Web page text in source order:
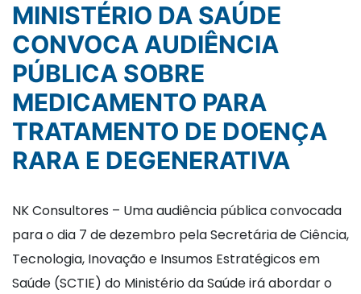
MINISTÉRIO DA SAÚDE
CONVOCA AUDIÊNCIA
PÚBLICA SOBRE
MEDICAMENTO PARA
TRATAMENTO DE DOENÇA
RARA E DEGENERATIVA
NK Consultores – Uma audiência pública convocada
para o dia 7 de dezembro pela Secretária de Ciência,
Tecnologia, Inovação e Insumos Estratégicos em
Saúde (SCTIE) do Ministério da Saúde irá abordar o